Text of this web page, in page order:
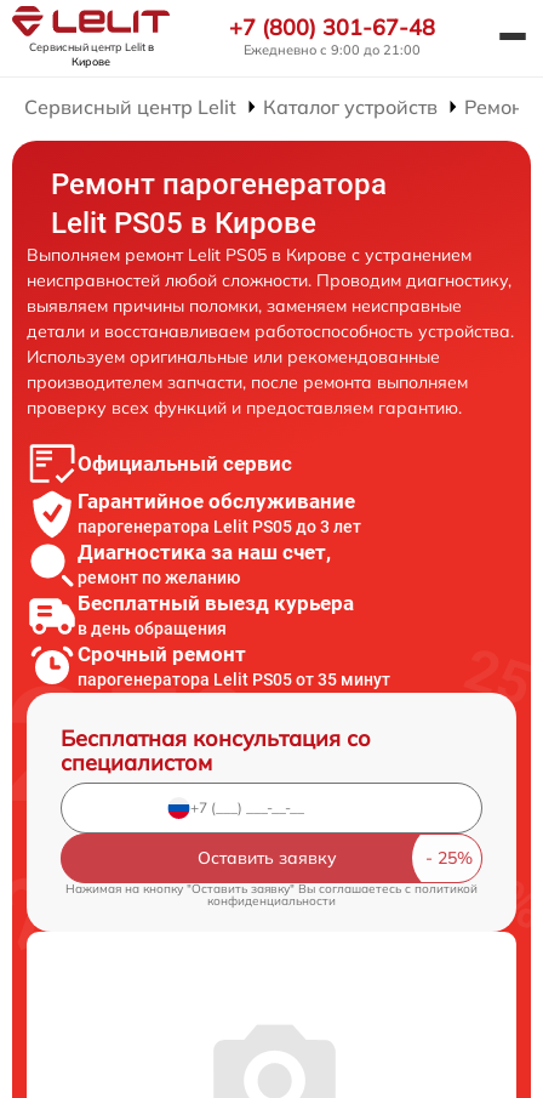
Сервисный центр Lelitв
Кирове
+7 (800) 301-67-48
Ежедневно с 9:00 до 21:00
Сервисный центр Lelit Каталог устройств Ремонт
Ремонт парогенератора
Lelit PS05 в Кирове
Выполняем ремонт Lelit PS05 в Кирове с устранением
неисправностей любой сложности. Проводим диагностику,
выявляем причины поломки, заменяем неисправные
детали и восстанавливаем работоспособность устройства.
Используем оригинальные или рекомендованные
производителем запчасти, после ремонта выполняем
проверку всех функций и предоставляем гарантию.
Официальный сервис
Гарантийное обслуживание
парогенератора Lelit PS05 до 3 лет
Диагностика за наш счет,
ремонт по желанию
Бесплатный выезд курьера
в день обращения
Срочный ремонт
парогенератора Lelit PS05 от 35 минут
Бесплатная консультация со
специалистом
Оставить заявку
Нажимая на кнопку "Оставить заявку" Вы соглашаетесь cполитикой
конфиденциальности